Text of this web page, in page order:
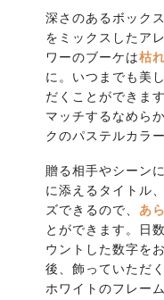
深さのあるボック
をミックスしたア
ワーのブーケは枯
に。いつまでも美
だくことができま
マッチするなめら
クのパステルカラ
贈る相手やシーン
に添えるタイトル
ズできるので、 あ
とができます。日
ウントした数字を
後、飾っていただ
ホワイトのフレー